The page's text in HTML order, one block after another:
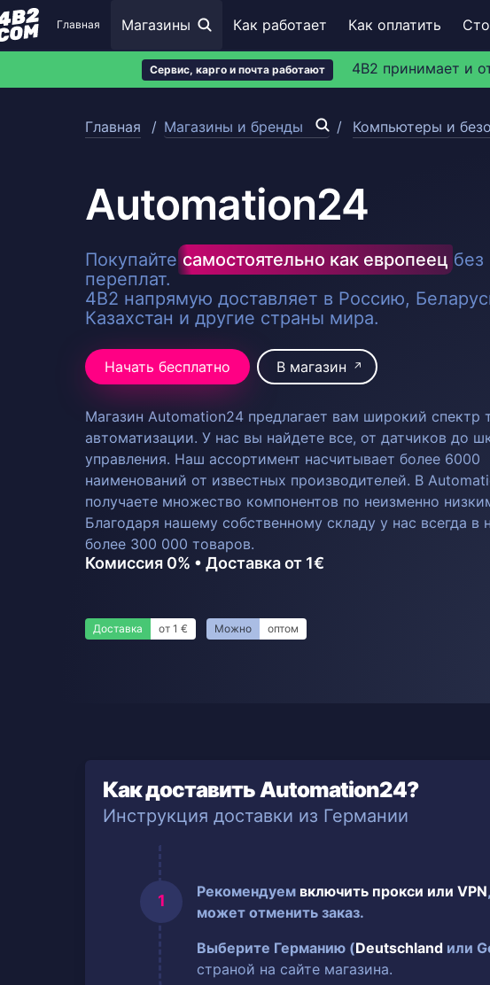
Сервис, карго и почта работают 4B2 принимает и
Главная Магазины Как работает Как оплатить
Главная Магазины и бренды Компьютеры и
Automation24
Покупайтесамостоятельно как европеец без
переплат.
4B2 напрямую доставляет в Россию,
Казахстан и другие страны мира.
Начать бесплатно В магазин ↗
Магазин Automation24 предлагает вам широкий спектр
автоматизации. У нас вы найдете все, от датчиков до
управления. Наш ассортимент насчитывает более 6000
наименований от известных производителей. В
получаете множество компонентов по неизменно
Благодаря нашему собственному складу у нас всегда в
более 300 000 товаров.
Комиссия 0% • Доставка от 1€
Доставка от 1 € Можно оптом
Как доставить Automation24?
Инструкция доставки из Германии
Рекомендуем включить прокси или VPN
может отменить заказ.
Выберите Германию (Deutschland или
страной на сайте магазина.